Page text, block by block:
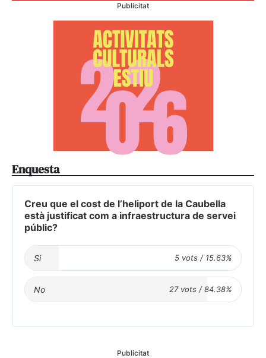
Publicitat
Enquesta
Creu que el cost de l’heliport de la Caubella
està justificat com a infraestructura de servei
públic?
Si
No
Publicitat